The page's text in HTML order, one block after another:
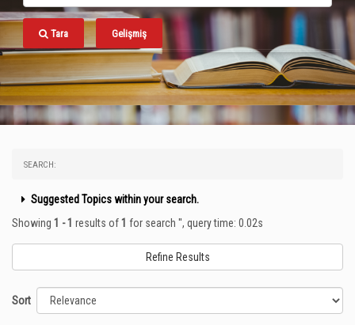
Tara Gelişmiş
SEARCH:
Suggested Topics within your search.
Showing 1 - 1 results of1 for search '', query time: 0.02s
Refine Results
Sort